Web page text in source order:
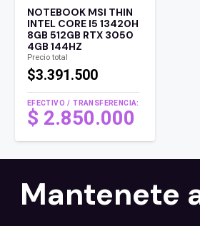
NOTEBOOK MSI THIN
INTEL CORE I5 13420H
8GB 512GB RTX 3050
4GB 144HZ
Precio total
$3.391.500
EFECTIVO / TRANSFERENCIA:
$ 2.850.000
Mantenete